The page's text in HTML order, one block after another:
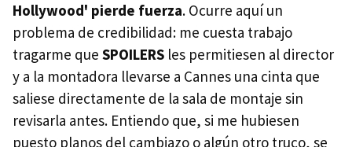
Hollywood' pierde fuerza. Ocurre aquí un
problema de credibilidad: me cuesta trabajo
tragarme que SPOILERS les permitiesen al director
y a la montadora llevarse a Cannes una cinta que
saliese directamente de la sala de montaje sin
revisarla antes. Entiendo que, si me hubiesen
puesto planos del cambiazo o algún otro truco, se